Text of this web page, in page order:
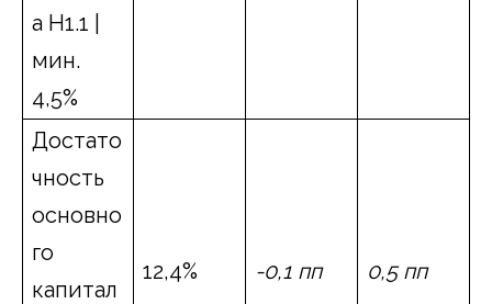
а Н1.1 |
мин.
4,5%
Достато
чность
основно
го
капитал
12,4% -0,1 пп 0,5 пп